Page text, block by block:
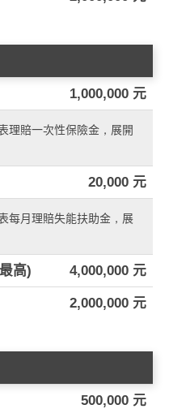
1,000,000 元
理賠一次性保險金，展開
20,000 元
每月理賠失能扶助金，展
高) 4,000,000 元
2,000,000 元
500,000 元